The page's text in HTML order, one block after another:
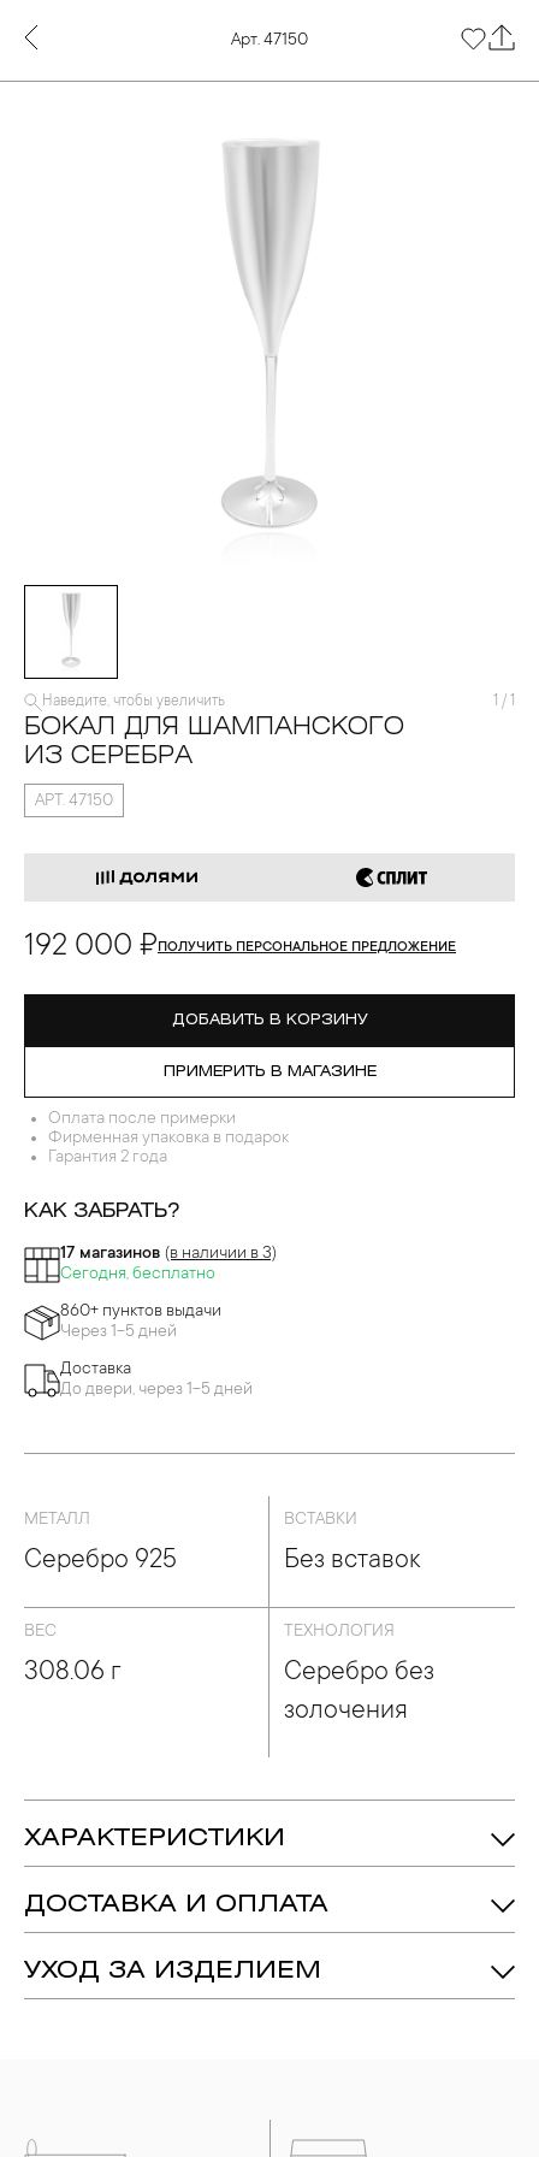
Арт. 47150
Наведите, чтобы увеличить 1 / 1
БОКАЛ ДЛЯ ШАМПАНСКОГО
ИЗ СЕРЕБРА
АРТ. 47150
192 000 ₽ ПОЛУЧИТЬ ПЕРСОНАЛЬНОЕ ПРЕДЛОЖЕНИЕ
ДОБАВИТЬ В КОРЗИНУ
ПРИМЕРИТЬ В МАГАЗИНЕ
Оплата после примерки
Фирменная упаковка в подарок
Гарантия 2 года
КАК ЗАБРАТЬ?
17 магазинов (в наличии в 3)
Сегодня, бесплатно
860+ пунктов выдачи
Через 1-5 дней
Доставка
До двери, через 1-5 дней
МЕТАЛЛ
Серебро 925
ВСТАВКИ
Без вставок
ВЕС
308.06 г
ТЕХНОЛОГИЯ
Серебро без
золочения
ХАРАКТЕРИСТИКИ
Металл: Серебро 925
Технология: Серебро Без Золочения
ДОСТАВКА И ОПЛАТА
УХОД ЗА ИЗДЕЛИЕМ
активный кислород и при нанесении косметических
средств. Современные косметические средства содержат в